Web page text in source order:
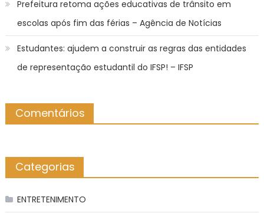
Prefeitura retoma ações educativas de trânsito em
escolas após fim das férias – Agência de Notícias
Estudantes: ajudem a construir as regras das entidades
de representação estudantil do IFSP! – IFSP
Comentários
Categorias
ENTRETENIMENTO